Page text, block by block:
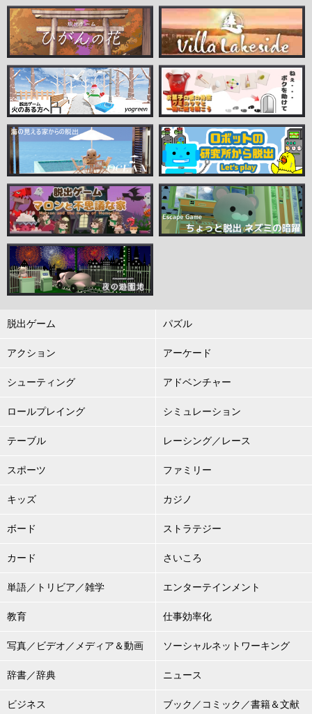
脱出ゲーム パズル
アクション アーケード
シューティング アドベンチャー
ロールプレイング シミュレーション
テーブル レーシング／レース
スポーツ ファミリー
キッズ カジノ
ボード ストラテジー
カード さいころ
単語／トリビア／雑学 エンターテインメント
教育 仕事効率化
写真／ビデオ／メディア＆動画 ソーシャルネットワーキング
辞書／辞典 ニュース
ビジネス ブック／コミック／書籍＆文献